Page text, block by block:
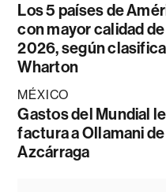
Los 5 países de
con mayor calidad
2026, según
Wharton
MÉXICO
Gastos del Mundial
factura a Ollamani
Azcárraga